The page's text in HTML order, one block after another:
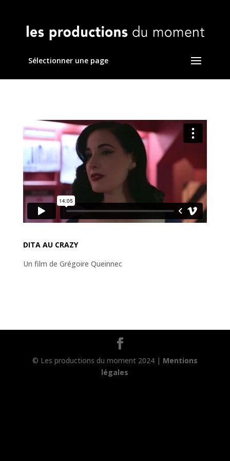
Sélectionner une page
DITA AU CRAZY
Un film de Grégoire Queinnec
© Les productions du moment 2024 | Mentions
légales